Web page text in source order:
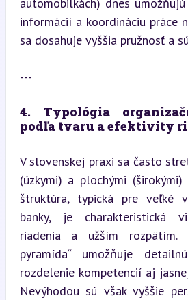
informácií a koordináciu práce
sa dosahuje vyššia pružnosť a
---
4. Typológia
podľa tvaru a efektivity
V slovenskej praxi sa často
(úzkymi) a plochými
štruktúra, typická pre veľké
banky, je charakteristická
riadenia a užším rozpätím.
pyramída“ umožňuje
rozdelenie kompetencií aj
Nevýhodou sú však vyššie